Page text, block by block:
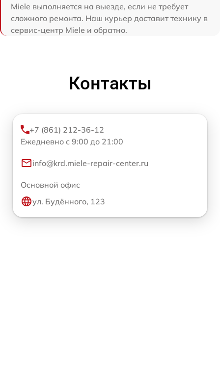
Miele выполняется на выезде, если не требует
сложного ремонта. Наш курьер доставит технику в
сервис-центр Miele и обратно.
Контакты
+7 (861) 212-36-12
Ежедневно с 9:00 до 21:00
info@krd.miele-repair-center.ru
Основной офис
ул. Будённого, 123